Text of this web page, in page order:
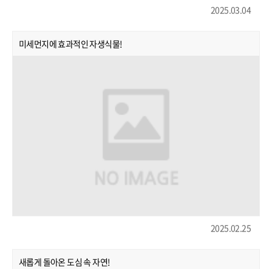
2025.03.04
미세먼지에 효과적인 자생식물!
2025.02.25
새롭게 돌아온 도심 속 자연!